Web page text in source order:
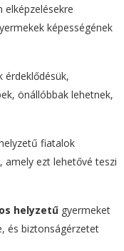
képességének
érdeklődésük,
önállóbbak lehetnek,
fiatalok
amely ezt lehetővé teszi
helyzetű gyermeket
és biztonságérzetet